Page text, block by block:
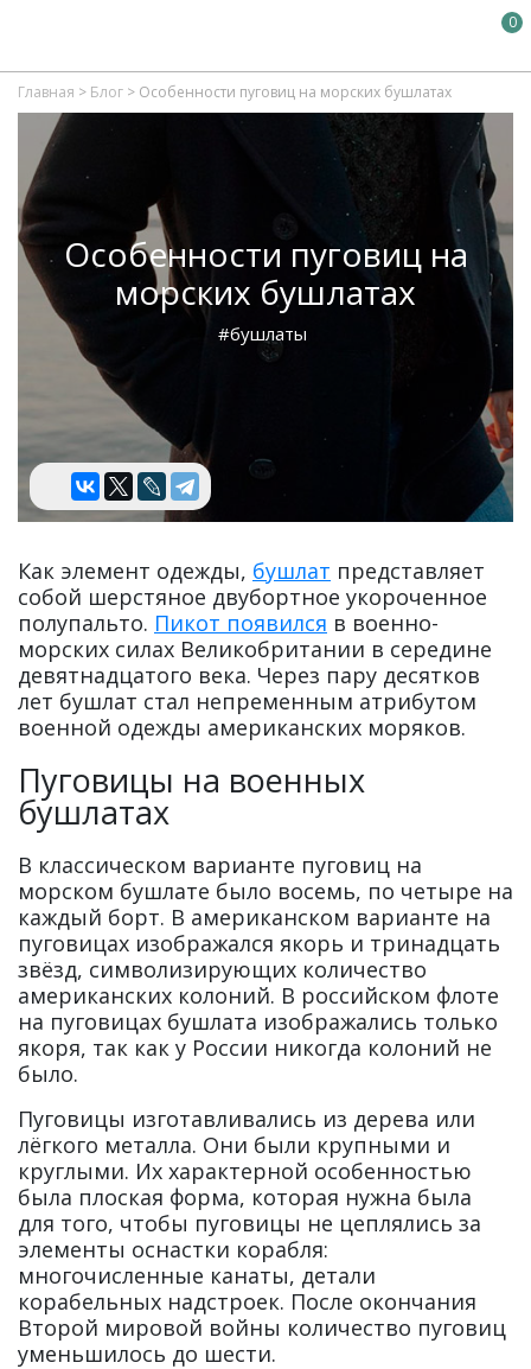
0
Главная > Блог > Особенности пуговиц на морских бушлатах
Особенности пуговиц на
морских бушлатах
#бушлаты
Как элемент одежды, бушлат представляет
собой шерстяное двубортное укороченное
полупальто. Пикот появился в военно-
морских силах Великобритании в середине
девятнадцатого века. Через пару десятков
лет бушлат стал непременным атрибутом
военной одежды американских моряков.
Пуговицы на военных
бушлатах
В классическом варианте пуговиц на
морском бушлате было восемь, по четыре на
каждый борт. В американском варианте на
пуговицах изображался якорь и тринадцать
звёзд, символизирующих количество
американских колоний. В российском флоте
на пуговицах бушлата изображались только
якоря, так как у России никогда колоний не
было.
Пуговицы изготавливались из дерева или
лёгкого металла. Они были крупными и
круглыми. Их характерной особенностью
была плоская форма, которая нужна была
для того, чтобы пуговицы не цеплялись за
элементы оснастки корабля:
многочисленные канаты, детали
корабельных надстроек. После окончания
Второй мировой войны количество пуговиц
уменьшилось до шести.